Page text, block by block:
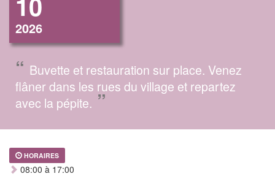
2026
“ Buvette et restauration sur place. Venez
flâner dans les rues du village et repartez
avec la pépite. ”
HORAIRES
08:00 à 17:00